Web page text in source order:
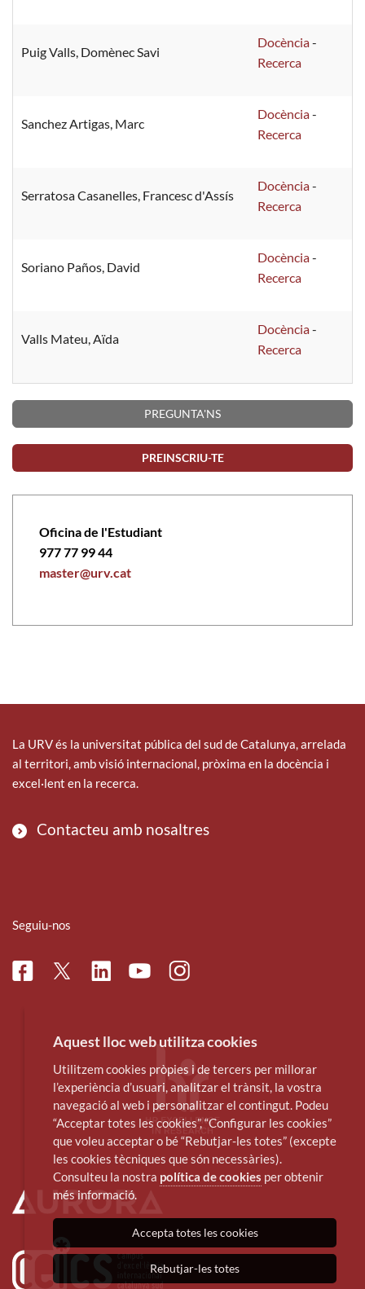
Puig Valls, Domènec Savi
Docència-
Recerca
Sanchez Artigas, Marc
Docència-
Recerca
Serratosa Casanelles, Francesc d'Assís
Docència-
Recerca
Soriano Paños, David
Docència-
Recerca
Valls Mateu, Aïda
Docència-
Recerca
PREGUNTA'NS
PREINSCRIU-TE
Oficina de l'Estudiant
977 77 99 44
master@urv.cat
La URV és la universitat pública del sud de Catalunya, arrelada
al territori, amb visió internacional, pròxima en la docència i
excel·lent en la recerca.
Contacteu amb nosaltres
Seguiu-nos
FacebookTwitterLinkedinYoutubeInstagram
Aquest lloc web utilitza cookies
Utilitzem cookies pròpies i de tercers per millorar
l’experiència d’usuari, analitzar el trànsit, la vostra
navegació al web i personalitzar el contingut. Podeu
“Acceptar totes les cookies”, “Configurar les cookies”
que voleu acceptar o bé “Rebutjar-les totes” (excepte
les cookies tècniques que són necessàries).
Consulteu la nostra política de cookies per obtenir
més informació.
Accepta totes les cookies
Rebutjar-les totes